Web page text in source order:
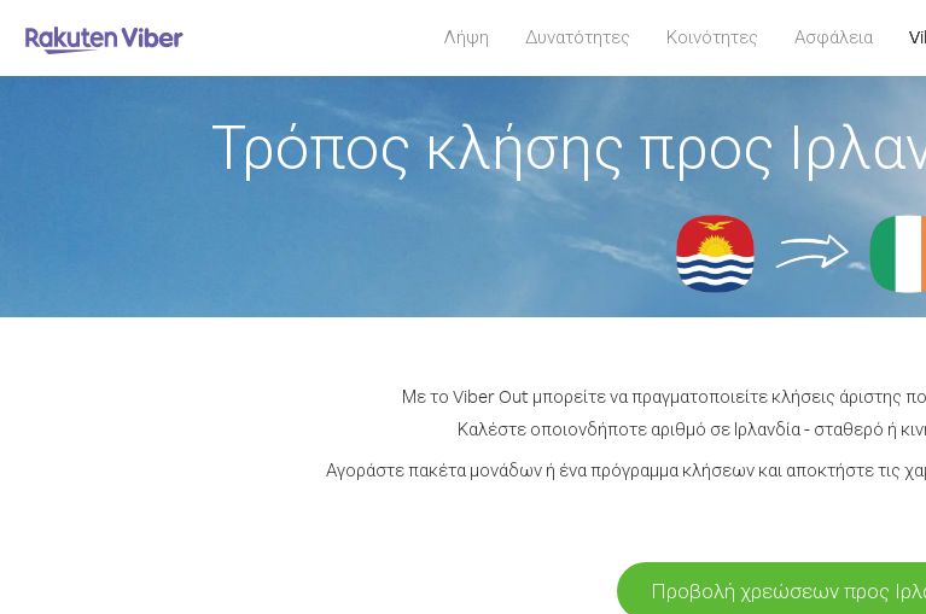
Λήψη Δυνατότητες Κοινότητες Ασφάλεια
Τρόπος κλήσης προς
Με το Viber Out μπορείτε να πραγματοποιείτε κλήσεις άριστης
Καλέστε οποιονδήποτε αριθμό σε Ιρλανδία - σταθερό ή
Αγοράστε πακέτα μονάδων ή ένα πρόγραμμα κλήσεων και αποκτήστε τις
Προβολή χρεώσεων προς